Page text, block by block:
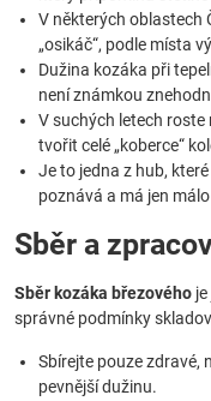
V některých oblastech
„osikáč“, podle místa
Dužina kozáka při
není známkou
V suchých letech roste
tvořit celé „koberce“
Je to jedna z hub,
poznává a má jen
Sběr a
Sběr kozáka březového
správné podmínky
Sbírejte pouze zdravé,
pevnější dužinu.